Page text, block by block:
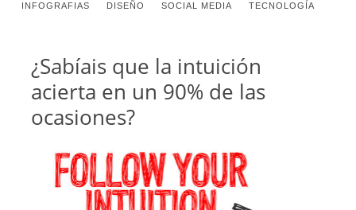
INFOGRAFIAS DISEÑO SOCIAL MEDIA TECNOLOGÍA
¿Sabíais que la intuición
acierta en un 90% de las
ocasiones?